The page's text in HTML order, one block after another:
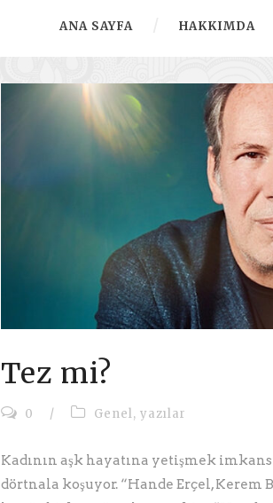
ANA SAYFA HAKKIMDA
Tez mi?
0 / Genel, yazılar
Kadının aşk hayatına yetişmek
dörtnala koşuyor. “Hande Erçel, Kerem